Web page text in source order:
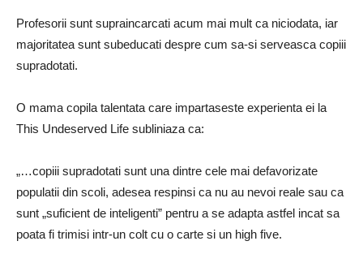
Profesorii sunt supraincarcati acum mai mult ca niciodata, iar
majoritatea sunt subeducati despre cum sa-si serveasca copiii
supradotati.
O mama copila talentata care impartaseste experienta ei la
This Undeserved Life subliniaza ca:
„…copiii supradotati sunt una dintre cele mai defavorizate
populatii din scoli, adesea respinsi ca nu au nevoi reale sau ca
sunt „suficient de inteligenti” pentru a se adapta astfel incat sa
poata fi trimisi intr-un colt cu o carte si un high five.